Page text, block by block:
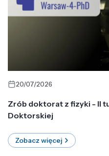
20/07/2026
Zrób doktorat z fizyki - II
Doktorskiej
Zobacz więcej